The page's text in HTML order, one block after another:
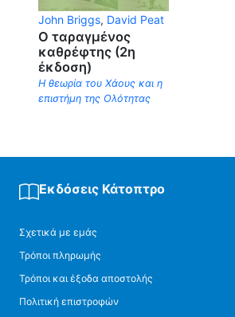
John Briggs, David Peat
Ο ταραγμένος
καθρέφτης (2η
έκδοση)
Η θεωρία του Χάους και η
επιστήμη της Ολότητας
Εκδόσεις Κάτοπτρο
Σχετικά με εμάς
Τρόποι πληρωμής
Τρόποι και έξοδα αποστολής
Πολιτική επιστροφών